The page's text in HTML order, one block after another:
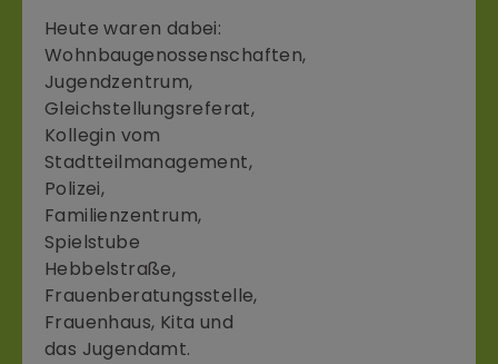
Heute waren dabei:
Wohnbaugenossenschaften,
Jugendzentrum,
Gleichstellungsreferat,
Kollegin vom
Stadtteilmanagement,
Polizei,
Familienzentrum,
Spielstube
Hebbelstraße,
Frauenberatungsstelle,
Frauenhaus, Kita und
das Jugendamt.